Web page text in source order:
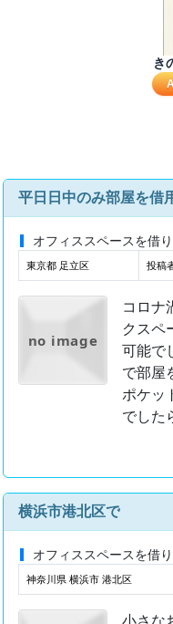
き
オフィススペースを借
東京都 足立区 投稿
no image
コロナ
クスペ
可能で
で部屋
ポケッ
でした
横浜市港北区で
オフィススペースを借
神奈川県 横浜市 港北区